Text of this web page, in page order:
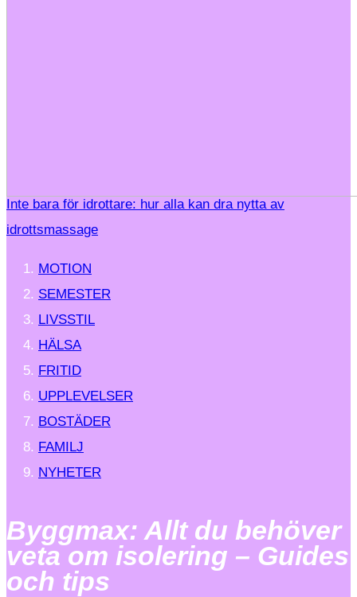
Inte bara för idrottare: hur alla kan dra nytta av
idrottsmassage
MOTION
SEMESTER
LIVSSTIL
HÄLSA
FRITID
UPPLEVELSER
BOSTÄDER
FAMILJ
NYHETER
Byggmax: Allt du behöver
veta om isolering – Guides
och tips